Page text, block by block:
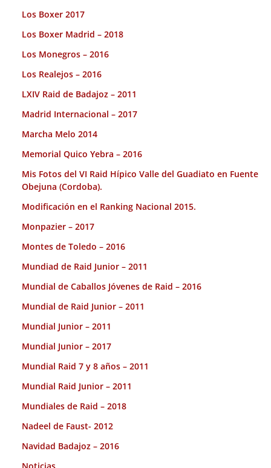
Los Boxer 2017
Los Boxer Madrid – 2018
Los Monegros – 2016
Los Realejos – 2016
LXIV Raid de Badajoz – 2011
Madrid Internacional – 2017
Marcha Melo 2014
Memorial Quico Yebra – 2016
Mis Fotos del VI Raid Hípico Valle del Guadiato en Fuente
Obejuna (Cordoba).
Modificación en el Ranking Nacional 2015.
Monpazier – 2017
Montes de Toledo – 2016
Mundiad de Raid Junior – 2011
Mundial de Caballos Jóvenes de Raid – 2016
Mundial de Raid Junior – 2011
Mundial Junior – 2011
Mundial Junior – 2017
Mundial Raid 7 y 8 años – 2011
Mundial Raid Junior – 2011
Mundiales de Raid – 2018
Nadeel de Faust- 2012
Navidad Badajoz – 2016
Noticias